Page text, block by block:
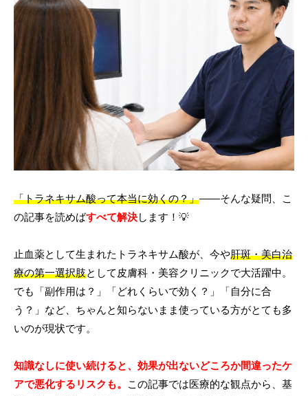
「トラネキサム酸って本当に効くの？」——そんな疑問、こ
の記事を読めばすべて解決します！💡
止血薬として生まれたトラネキサム酸が、今や肝斑・美白治
療の第一選択肢として皮膚科・美容クリニックで大活躍中。
でも「副作用は？」「どれくらいで効く？」「自分に合
う？」など、ちゃんと知らないまま使っている方がとても多
いのが現状です。
知識なしに使い続けると、効果が出ないどころか間違ったケ
アで悪化するリスクも。
この記事では医療的な観点から、基
言語
한국어 English